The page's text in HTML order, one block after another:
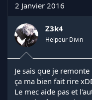
2 Janvier 2016
Z3k4
Helpeur Divin
Je sais que je
ça ma bien fait rire
Le mec aide pas et